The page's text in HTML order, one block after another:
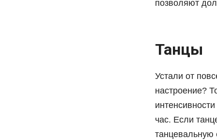
позволяют
Танцы
Устали от
настроение?
час. Если
танцевальную